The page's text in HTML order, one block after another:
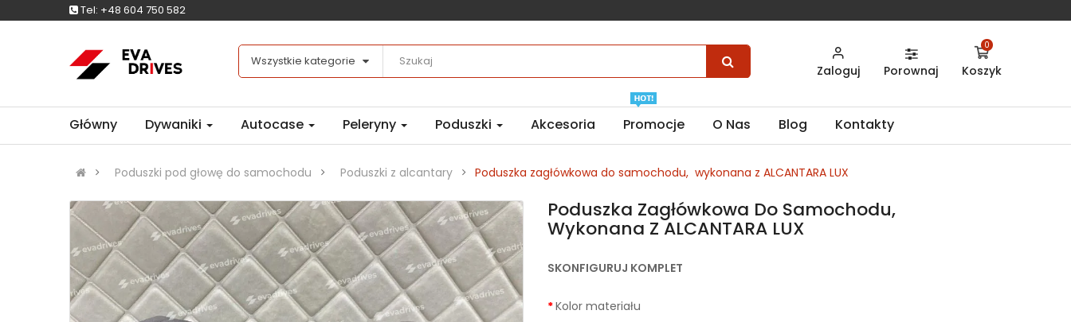
Tel: +48 604 750 582
Wszystkie kategorie
Zaloguj Porownaj Koszyk
0
Główny Dywaniki Autocase Peleryny Poduszki Akcesoria Promocje O Nas Blog Kontakty
Poduszki pod głowę do samochodu Poduszki z alcantary Poduszka zagłówkowa do samochodu, wykonana z ALCANTARA LUX
Poduszka Zagłówkowa Do Samochodu,
Wykonana Z ALCANTARA LUX
SKONFIGURUJ KOMPLET
Kolor materiału